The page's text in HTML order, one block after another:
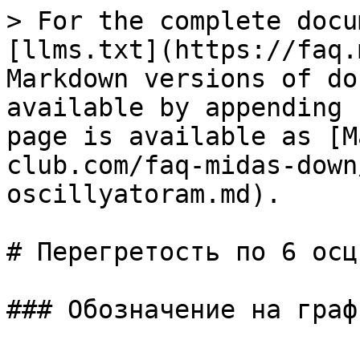
> For the complete
[llms.txt](https://
Markdown versions of
available by
page is available as
club.com/faq-midas-
oscillyatoram.md).
# Перегретость по 6
### Обозначение на